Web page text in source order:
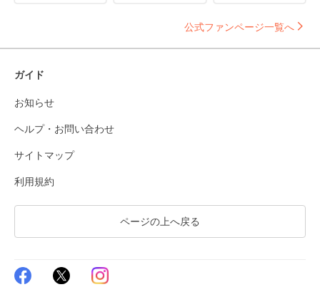
公式ファンページ一覧へ
ガイド
お知らせ
ヘルプ・お問い合わせ
サイトマップ
利用規約
ページの上へ戻る